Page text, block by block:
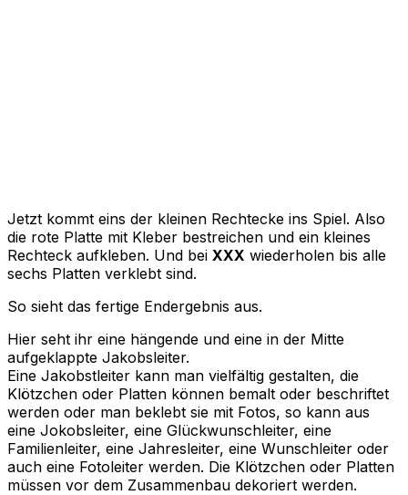
Jetzt kommt eins der kleinen Rechtecke ins Spiel. Also
die rote Platte mit Kleber bestreichen und ein kleines
Rechteck aufkleben. Und bei XXX wiederholen bis alle
sechs Platten verklebt sind.
So sieht das fertige Endergebnis aus.
Hier seht ihr eine hängende und eine in der Mitte
aufgeklappte Jakobsleiter.
Eine Jakobstleiter kann man vielfältig gestalten, die
Klötzchen oder Platten können bemalt oder beschriftet
werden oder man beklebt sie mit Fotos, so kann aus
eine Jokobsleiter, eine Glückwunschleiter, eine
Familienleiter, eine Jahresleiter, eine Wunschleiter oder
auch eine Fotoleiter werden. Die Klötzchen oder Platten
müssen vor dem Zusammenbau dekoriert werden.